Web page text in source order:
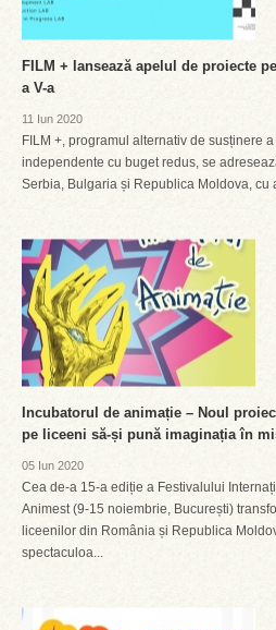
FILM + lansează apelul de proiecte
a V-a
11 Iun 2020
FILM +, programul alternativ de susținere
independente cu buget redus, se
Serbia, Bulgaria și Republica Moldova, cu
Incubatorul de animație – Noul
pe liceeni să-și pună imaginația în
05 Iun 2020
Cea de-a 15-a ediție a Festivalului
Animest (9-15 noiembrie, București)
liceenilor din România și Republica
spectaculoa...